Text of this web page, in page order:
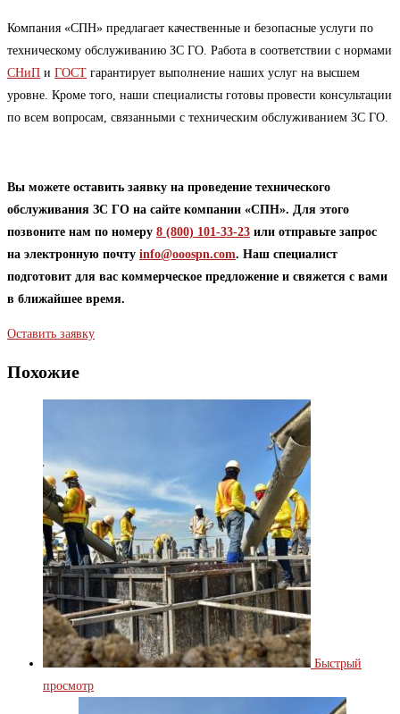
Компания «СПН» предлагает качественные и безопасные услуги по
техническому обслуживанию ЗС ГО. Работа в соответствии с нормами
СНиП и ГОСТ гарантирует выполнение наших услуг на высшем
уровне. Кроме того, наши специалисты готовы провести консультации
по всем вопросам, связанными с техническим обслуживанием ЗС ГО.
Вы можете оставить заявку на проведение технического
обслуживания ЗС ГО на сайте компании «СПН». Для этого
позвоните нам по номеру 8 (800) 101-33-23 или отправьте запрос
на электронную почту info@ooospn.com. Наш специалист
подготовит для вас коммерческое предложение и свяжется с вами
в ближайшее время.
Оставить заявку
Похожие
Быстрый
просмотр